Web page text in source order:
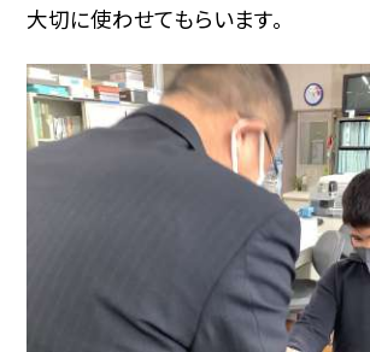
大切に使わせてもらいます。